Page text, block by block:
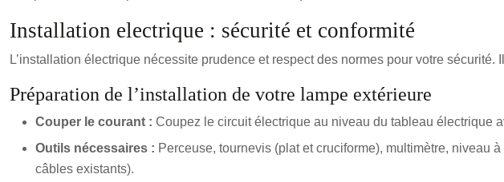
Installation electrique : sécurité et conformité
L’installation électrique nécessite prudence et respect des normes pour votre
Préparation de l’installation de votre lampe extérieure
Couper le courant : Coupez le circuit électrique au niveau du tableau électrique
Outils nécessaires : Perceuse, tournevis (plat et cruciforme), multimètre, niveau
câbles existants).